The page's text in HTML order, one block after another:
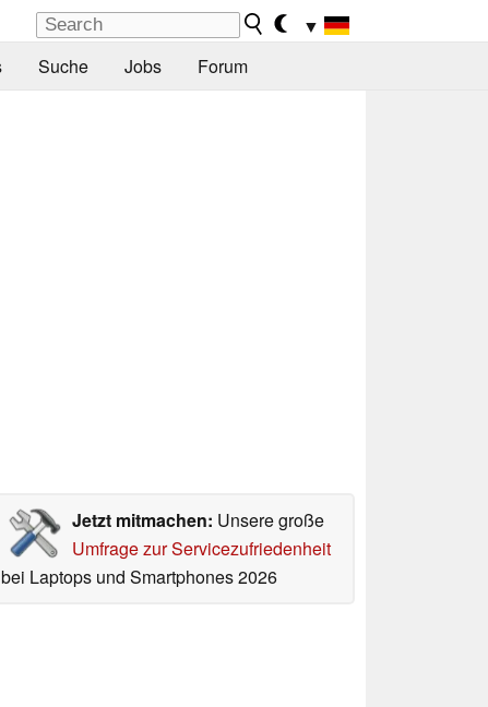
▼
Suche Jobs Forum
Jetzt mitmachen: Unsere große
Umfrage zur Servicezufriedenheit
bei Laptops und Smartphones 2026